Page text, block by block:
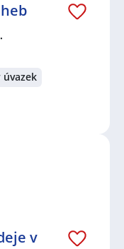
úvazek
v